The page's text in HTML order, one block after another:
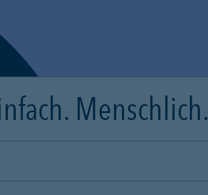
Menschlich.